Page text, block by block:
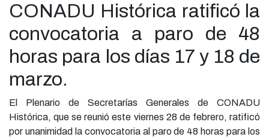
CONADU Histórica ratificó la
convocatoria a paro de 48
horas para los días 17 y 18 de
marzo.
El Plenario de Secretarías Generales de CONADU
Histórica, que se reunió este viernes 28 de febrero, ratificó
por unanimidad la convocatoria al paro de 48 horas para los